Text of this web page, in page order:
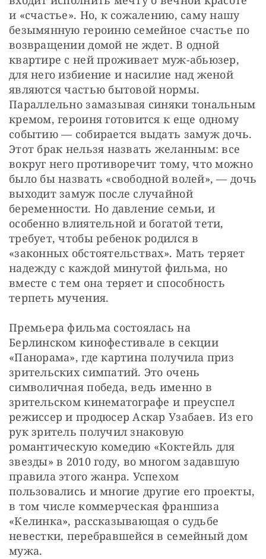
и «счастье». Но, к сожалению, саму нашу
безымянную героиню семейное счастье по
возвращении домой не ждет. В одной
квартире с ней проживает муж-абьюзер,
для него избиение и насилие над женой
являются частью бытовой нормы.
Параллельно замазывая синяки тональным
кремом, героиня готовится к еще одному
событию — собирается выдать замуж дочь.
Этот брак нельзя назвать желанным: все
вокруг него противоречит тому, что можно
было бы назвать «свободной волей», — дочь
выходит замуж после случайной
беременности. Но давление семьи, и
особенно влиятельной и богатой тети,
требует, чтобы ребенок родился в
«законных обстоятельствах». Мать теряет
надежду с каждой минутой фильма, но
вместе с тем она теряет и способность
терпеть мучения.
Премьера фильма состоялась на
Берлинском кинофестивале в секции
«Панорама», где картина получила приз
зрительских симпатий. Это очень
символичная победа, ведь именно в
зрительском кинематографе и преуспел
режиссер и продюсер Аскар Узабаев. Из его
рук зритель получил знаковую
романтическую комедию «Коктейль для
звезды» в 2010 году, во многом задавшую
правила этого жанра. Успехом
пользовались и многие другие его проекты,
в том числе коммерческая франшиза
«Келинка», рассказывающая о судьбе
невестки, перебравшейся в семейный дом
мужа.